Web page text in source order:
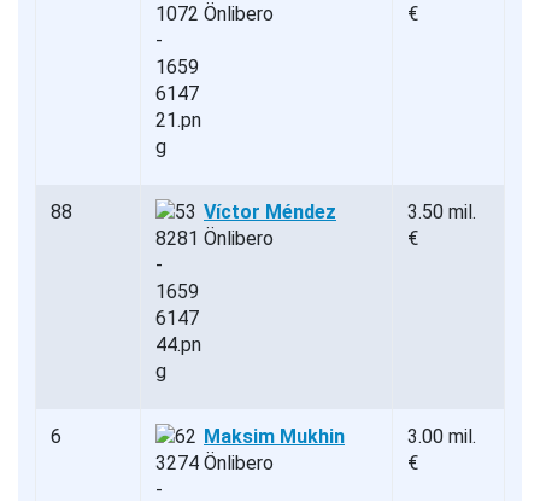
Önlibero
€
88
Víctor Méndez
Önlibero
3.50 mil.
€
6
Maksim Mukhin
Önlibero
3.00 mil.
€